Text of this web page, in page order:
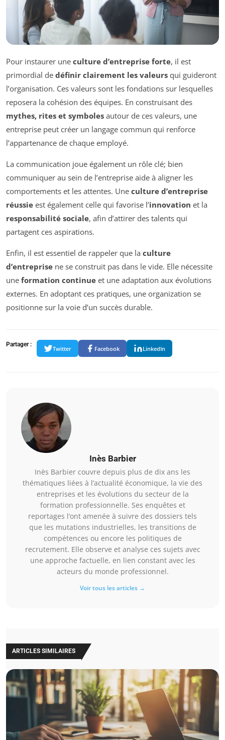
Pour instaurer une culture d’entreprise forte, il est
primordial de définir clairement les valeurs qui guideront
l’organisation. Ces valeurs sont les fondations sur lesquelles
reposera la cohésion des équipes. En construisant des
mythes, rites et symboles autour de ces valeurs, une
entreprise peut créer un langage commun qui renforce
l’appartenance de chaque employé.
La communication joue également un rôle clé; bien
communiquer au sein de l’entreprise aide à aligner les
comportements et les attentes. Une culture d’entreprise
réussie est également celle qui favorise l’innovation et la
responsabilité sociale, afin d’attirer des talents qui
partagent ces aspirations.
Enfin, il est essentiel de rappeler que la culture
d’entreprise ne se construit pas dans le vide. Elle nécessite
une formation continue et une adaptation aux évolutions
externes. En adoptant ces pratiques, une organization se
positionne sur la voie d’un succès durable.
Partager :
Twitter Facebook LinkedIn
Inès Barbier
Inès Barbier couvre depuis plus de dix ans les
thématiques liées à l’actualité économique, la vie des
entreprises et les évolutions du secteur de la
formation professionnelle. Ses enquêtes et
reportages l’ont amenée à suivre des dossiers tels
que les mutations industrielles, les transitions de
compétences ou encore les politiques de
recrutement. Elle observe et analyse ces sujets avec
une approche factuelle, en lien constant avec les
acteurs du monde professionnel.
Voir tous les articles →
ARTICLES SIMILAIRES